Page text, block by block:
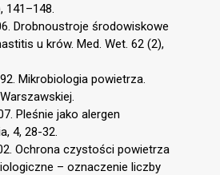
141–148.
Drobnoustroje środowiskowe
u krów. Med. Wet. 62 (2),
Mikrobiologia powietrza.
Pleśnie jako alergen
4, 28-32.
Ochrona czystości powietrza
– oznaczenie liczby